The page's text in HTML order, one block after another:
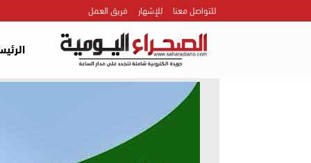
للتواصل معنا للإشهار فريق العمل